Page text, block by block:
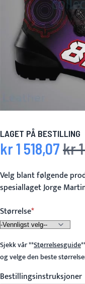
LAGET PÅ BESTILLING
Spesialpris
kr 1 518,07kr
Velg blant følgende
spesiallaget Jorge
Størrelse
Sjekk vår**Størrelsesguide
og velge den beste
Bestillingsinstruksjoner